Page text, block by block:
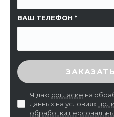
ВАШ ТЕЛЕФОН
ВВЕДИТЕ ПРОВЕРОЧНЫЙ
Я даю согласие на
данных на условиях
обработки